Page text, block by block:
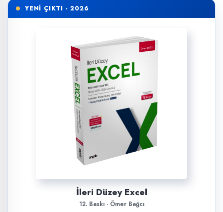
YENİ ÇIKTI · 2026
İleri Düzey Excel
12. Baskı · Ömer Bağcı